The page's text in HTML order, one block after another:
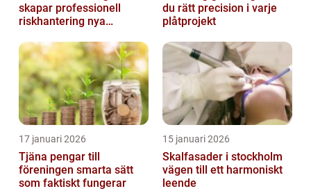
skapar professionell
riskhantering nya
du rätt precision i varje
plåtprojekt
17 januari 2026
Tjäna pengar till
föreningen smarta sätt
som faktiskt fungerar
15 januari 2026
Skalfasader i stockholm
vägen till ett harmoniskt
leende